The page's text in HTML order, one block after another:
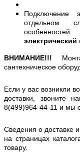
Подключение
отдельном
ВНИМАНИЕ!!!
сантехническое
Если у вас возникли
доставки, звоните
8(499)964-44-11 и мы
Сведения о доставке
на страницах
товару.